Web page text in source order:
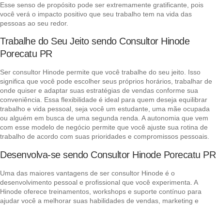
Esse senso de propósito pode ser extremamente gratificante, pois
você verá o impacto positivo que seu trabalho tem na vida das
pessoas ao seu redor.
Trabalhe do Seu Jeito sendo Consultor Hinode
Porecatu PR
Ser consultor Hinode permite que você trabalhe do seu jeito. Isso
significa que você pode escolher seus próprios horários, trabalhar de
onde quiser e adaptar suas estratégias de vendas conforme sua
conveniência. Essa flexibilidade é ideal para quem deseja equilibrar
trabalho e vida pessoal, seja você um estudante, uma mãe ocupada
ou alguém em busca de uma segunda renda. A autonomia que vem
com esse modelo de negócio permite que você ajuste sua rotina de
trabalho de acordo com suas prioridades e compromissos pessoais.
Desenvolva-se sendo Consultor Hinode Porecatu PR
Uma das maiores vantagens de ser consultor Hinode é o
desenvolvimento pessoal e profissional que você experimenta. A
Hinode oferece treinamentos, workshops e suporte contínuo para
ajudar você a melhorar suas habilidades de vendas, marketing e